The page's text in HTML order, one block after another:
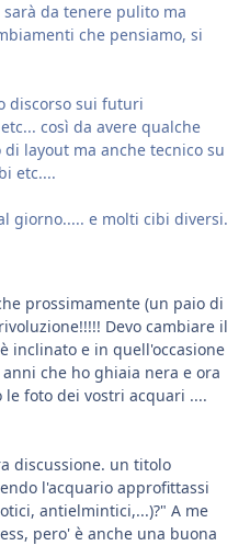
da tenere pulito ma
che pensiamo, si
discorso sui futuri
così da avere qualche
layout ma anche tecnico su
etc....
giorno..... e molti cibi diversi.
prossimamente (un paio di
Devo cambiare il
inclinato e in quell'occasione
che ho ghiaia nera e ora
le foto dei vostri acquari ....
discussione. un titolo
l'acquario approfittassi
antielmintici,...)?" A me
pero' è anche una buona